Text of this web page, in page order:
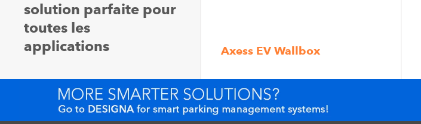
solution parfaite pour
toutes les
applications
Axess EV Wallbox